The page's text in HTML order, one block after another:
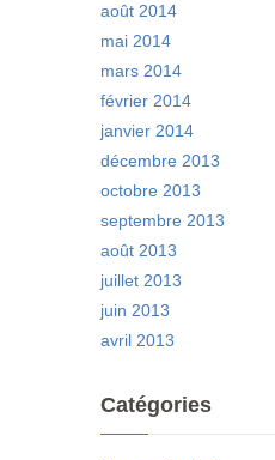
août 2014
mai 2014
mars 2014
février 2014
janvier 2014
décembre 2013
octobre 2013
septembre 2013
août 2013
juillet 2013
juin 2013
avril 2013
Catégories